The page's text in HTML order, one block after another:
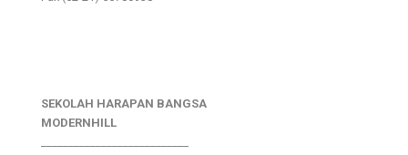
SEKOLAH HARAPAN BANGSA
MODERNHILL